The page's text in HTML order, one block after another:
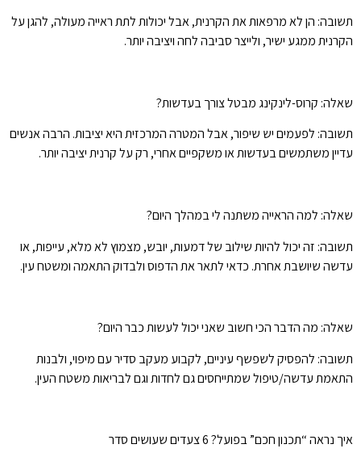
תשובה: הן לא מרפאות את הקרנית, אבל יכולות לתת ראייה מעולה, להגן על
הקרנית ממגע ישיר, ולייצר סביבה לחה ויציבה יותר.
שאלה: קרוס-לינקינג מבטל צורך בעדשות?
תשובה: לפעמים יש שיפור, אבל המטרה המרכזית היא יציבות. הרבה אנשים
עדיין משתמשים בעדשות או משקפיים אחרי, רק על קרנית יציבה יותר.
שאלה: למה הראייה משתנה לי במהלך היום?
תשובה: זה יכול להיות שילוב של דמעות, יובש, מצמוץ לא מלא, עייפות, או
עדשה שיושבת אחרת. כדאי לתאר את הדפוס ולבדוק התאמה ומשטח עין.
שאלה: מה הדבר הכי חשוב שאני יכול לעשות כבר היום?
תשובה: להפסיק לשפשף עיניים, לקבוע מעקב סדיר עם מיפוי, ולבנות
התאמת עדשה/טיפול שמתייחסים גם לחדות וגם לבריאות משטח העין.
איך נראה “תכנון חכם” בפועל? 6 צעדים שעושים סדר